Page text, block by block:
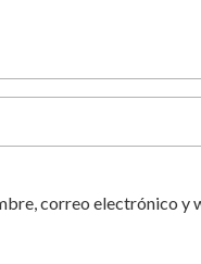
correo electrónico y